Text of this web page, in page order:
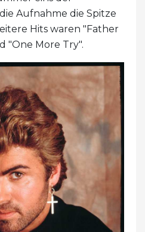
Aufnahme die Spitze
Hits waren "Father
"One More Try".